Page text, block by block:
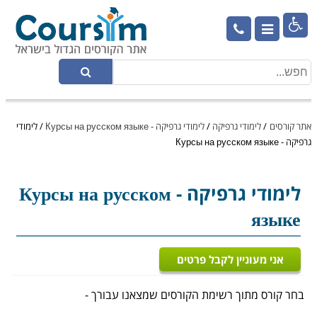

אתר קורסים /לימודי גרפיקה /לימודי גרפיקה - Курсы на русском языке /לימודי
גרפיקה - Курсы на русском языке
לימודי גרפיקה
- Курсы на русском
языке
אני מעוניין לקבל פרטים
בחר קורס מתוך רשימת הקורסים שמצאנו עבורך -